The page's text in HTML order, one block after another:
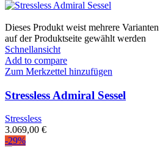
Dieses Produkt weist mehrere
auf der Produktseite gewählt werden
Schnellansicht
Add to compare
Zum Merkzettel hinzufügen
Stressless Admiral Sessel
Stressless
3.069,00 €
-29%